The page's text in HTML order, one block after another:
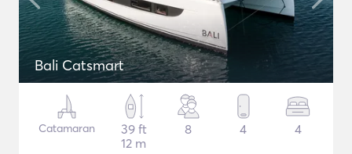
Bali Catsmart
Catamaran
39 ft
12 m
8 4 4